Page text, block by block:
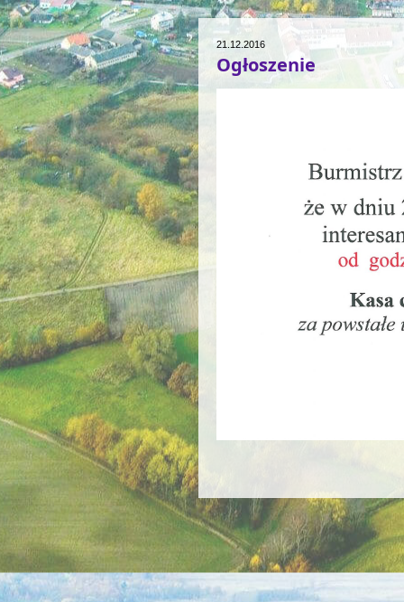
21.12.2016
Ogłoszenie